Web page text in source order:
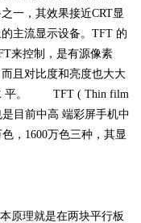
一，其效果接近CRT显
主流显示设备。 TFT 的
来控制，是有源像素
且对比度和亮度也大大
水 平。 TFT ( Thin film
是目前中高 端彩屏手机中
， 1600万色三种，其显
原理就是在两块平行板